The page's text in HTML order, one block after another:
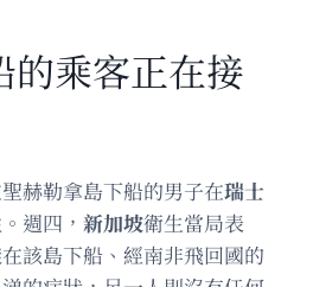
的乘客正在接
赫勒拿島下船的男子在瑞士
週四， 新加坡衛生當局表
該島下船、經南非飛回國的